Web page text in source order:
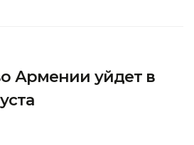
Армении уйдет в